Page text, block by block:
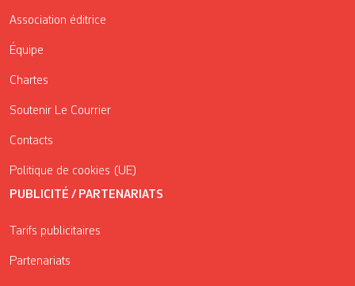
Association éditrice
Équipe
Chartes
Soutenir Le Courrier
Contacts
Politique de cookies (UE)
PUBLICITÉ / PARTENARIATS
Tarifs publicitaires
Partenariats